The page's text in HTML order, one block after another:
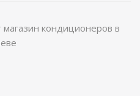
кондиционеров в